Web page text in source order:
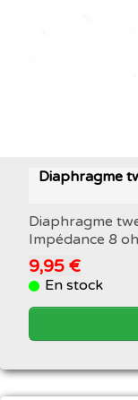
Diaphragme
Diaphragme
Impédance 8
9,95 €
En stock